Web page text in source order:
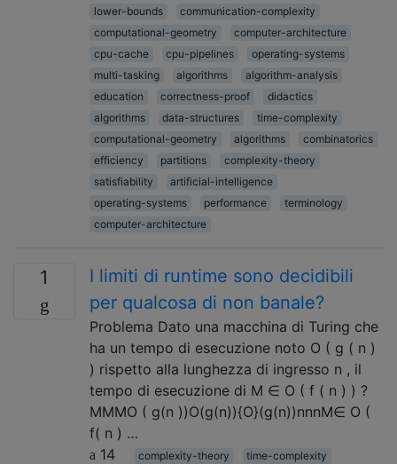
lower-bounds
communication-complexity
computational-geometry
computer-architecture
cpu-cache
cpu-pipelines
operating-systems
multi-tasking
algorithms
algorithm-analysis
education
correctness-proof
didactics
algorithms
data-structures
time-complexity
computational-geometry
algorithms
combinatorics
efficiency
partitions
complexity-theory
satisfiability
artificial-intelligence
operating-systems
performance
terminology
computer-architecture
1
I limiti di runtime sono decidibili
per qualcosa di non banale?
Problema Dato una macchina di Turing che
ha un tempo di esecuzione noto O ( g ( n )
) rispetto alla lunghezza di ingresso n , il
tempo di esecuzione di M ∈ O ( f ( n ) ) ?
MMMO ( g(n ))O(g(n)){O}(g(n))nnnM∈ O (
f( n ) …
14
complexity-theory time-complexity